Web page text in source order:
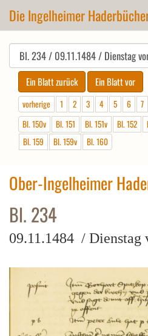
Die Ingelheimer
vorherige 1 2 3 4 5 6 7
Bl. 150v
Bl. 151 Bl. 151v Bl. 152
Bl. 159
Bl. 159v Bl. 160
Ober-Ingelheimer
Bl. 234
09.11.1484 / Dienstag